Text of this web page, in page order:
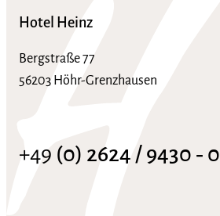
Hotel Heinz
Bergstraße 77
56203 Höhr-Grenzhausen
+49 (0) 2624 / 9430 ‑ 0